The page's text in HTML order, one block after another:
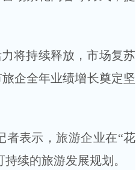
将持续释放，市场复苏
企全年业绩增长奠定坚
者表示，旅游企业在“花
续的旅游发展规划。